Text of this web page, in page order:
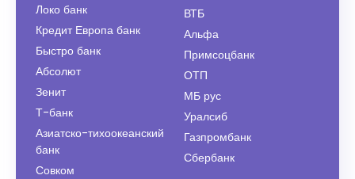
Локо банк
Кредит Европа банк
Быстро банк
Абсолют
Зенит
Т-банк
Азиатско-тихоокеанский
банк
Совком
ВТБ
Альфа
Примсоцбанк
ОТП
МБ рус
Уралсиб
Газпромбанк
Сбербанк